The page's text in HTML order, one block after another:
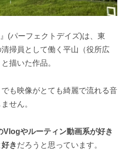
(パーフェクトデイズ)は、東
掃員として働く平山（役所広
描いた作品。
も映像がとても綺麗で流れる音
せん。
Vlogやルーティン動画系が好き
きだろうと思っています。